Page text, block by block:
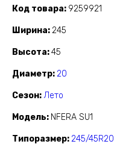
Код товара 9259921
Ширина 245
Высота 45
Диаметр 20
Сезон Лето
Модель NFERA SU1
Типоразмер 245/45R20